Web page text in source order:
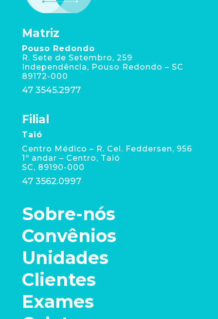
Matriz
Pouso Redondo
R. Sete de Setembro, 259
Independência, Pouso Redondo – SC
89172-000
47 3545.2977
Filial
Taió
Centro Médico – R. Cel. Feddersen, 956
1º andar – Centro, Taió
SC, 89190-000
47 3562.0997
Sobre-nós
Convênios
Unidades
Clientes
Exames